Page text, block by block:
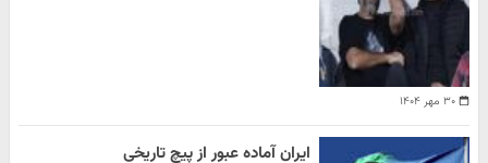
۳۰ مهر ۱۴۰۴
ایران آماده عبور از پیچ تاریخی